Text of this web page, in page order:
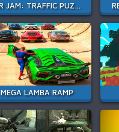
CAR JAM: TRAFFIC PUZZLE
MEGA LAMBA RAMP